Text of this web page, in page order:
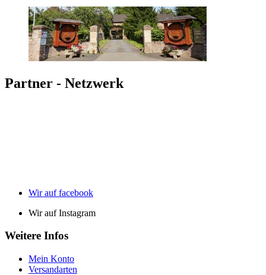
Partner - Netzwerk
Wir auf facebook
Wir auf Instagram
Weitere Infos
Mein Konto
Versandarten